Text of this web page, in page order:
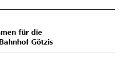
für die
Götzis